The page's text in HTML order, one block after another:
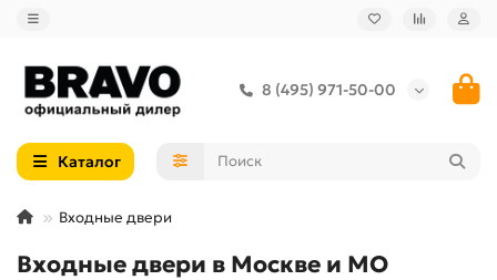
8 (495) 971-50-00
Каталог
Входные двери
Входные двери в Москве и МО